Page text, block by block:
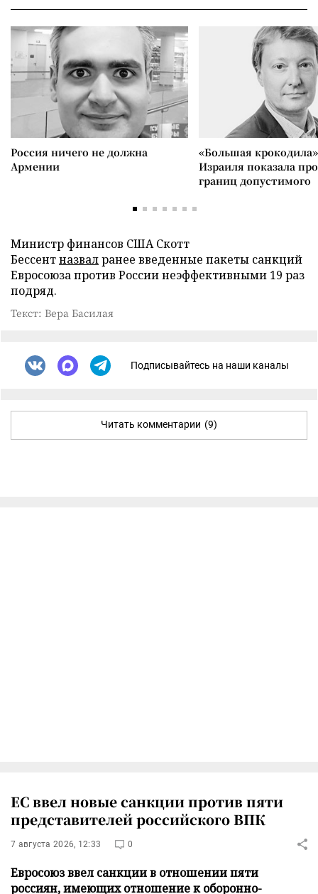
Россия ничего не должна
Армении
«Большая
Израиля показала
границ допустимого
Министр финансов США Скотт
Бессентназвалранее введенные пакеты санкций
Евросоюза против России неэффективными 19 раз
подряд.
Текст: Вера Басилая
Подписывайтесь на наши каналы
Читать комментарии (9)
ЕС ввел новые санкции против пяти
представителей российского ВПК
7 августа 2026, 12:33 0
Евросоюз ввел санкции в отношении пяти
россиян, имеющих отношение к оборонно-